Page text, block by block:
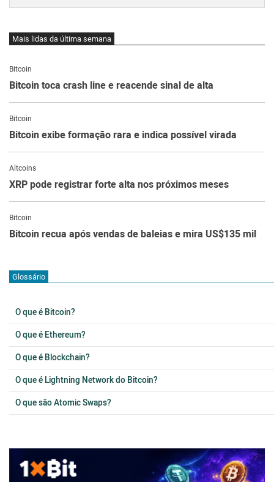
Mais lidas da última semana
Bitcoin
Bitcoin toca crash line e reacende sinal de alta
Bitcoin
Bitcoin exibe formação rara e indica possível virada
Altcoins
XRP pode registrar forte alta nos próximos meses
Bitcoin
Bitcoin recua após vendas de baleias e mira US$135 mil
Glossário
O que é Bitcoin?
O que é Ethereum?
O que é Blockchain?
O que é Lightning Network do Bitcoin?
O que são Atomic Swaps?